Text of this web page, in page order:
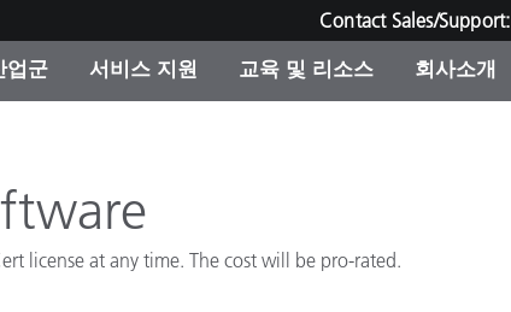
Contact Sales/Support:
진행중인 프로모션
온라인 스토어
업군 서비스 지원 교육 및 리소스 회사소개
license at any time. The cost will be pro-rated.